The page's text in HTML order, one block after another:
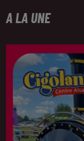
A LA UNE